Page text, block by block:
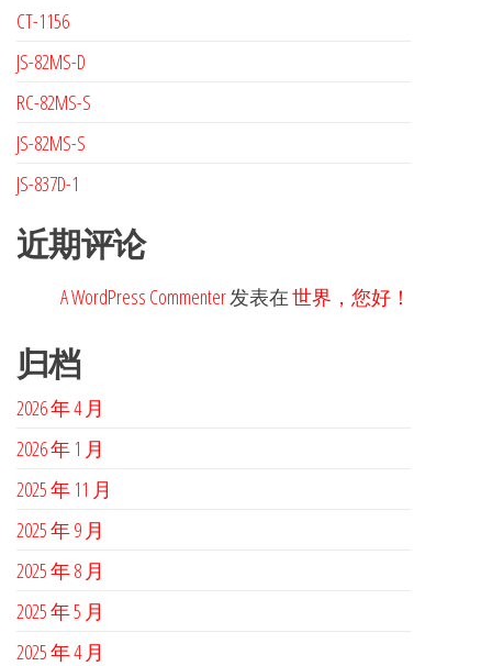
CT-1156
JS-82MS-D
RC-82MS-S
JS-82MS-S
JS-837D-1
近期评论
A WordPress Commenter发表在世界，您好！
归档
2026 年 4 月
2026 年 1 月
2025 年 11 月
2025 年 9 月
2025 年 8 月
2025 年 5 月
2025 年 4 月